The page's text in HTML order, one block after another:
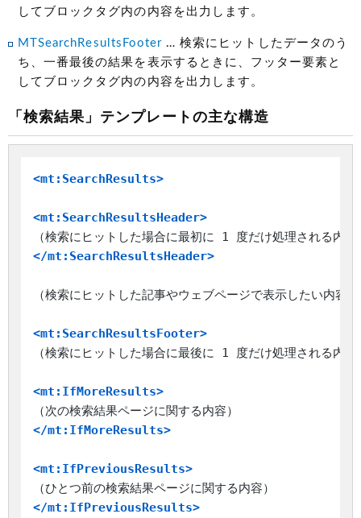
してブロックタグ内の内容を出力します。
MTSearchResultsFooter … 検索にヒットしたデータのう
ち、一番最後の結果を表示するときに、フッター要素と
してブロックタグ内の内容を出力します。
「検索結果」テンプレートの主な構造
<mt:SearchResults>
<mt:SearchResultsHeader>
</mt:SearchResultsHeader>
（検索にヒットした記事やウェブページで表示したい内容）
<mt:SearchResultsFooter>
（検索にヒットした場合に最後に 1 度だけ処理される内容
<mt:IfMoreResults>
</mt:IfMoreResults>
<mt:IfPreviousResults>
</mt:IfPreviousResults>